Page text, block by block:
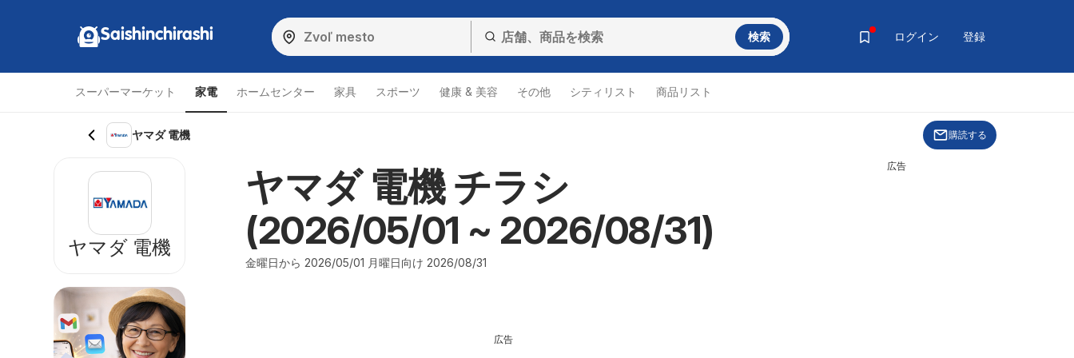
Saishinchirashi 検索 ログイン 登録
スーパーマーケット 家電 ホームセンター 家具 スポーツ 健康 & 美容 その他 シティリスト 商品リスト
ヤマダ 電機 購読する
ヤマダ 電機 チラシ
(2026/05/01 ~ 2026/08/31)
金曜日から 2026/05/01 月曜日向け 2026/08/31
広告
ヤマダ 電機
広告